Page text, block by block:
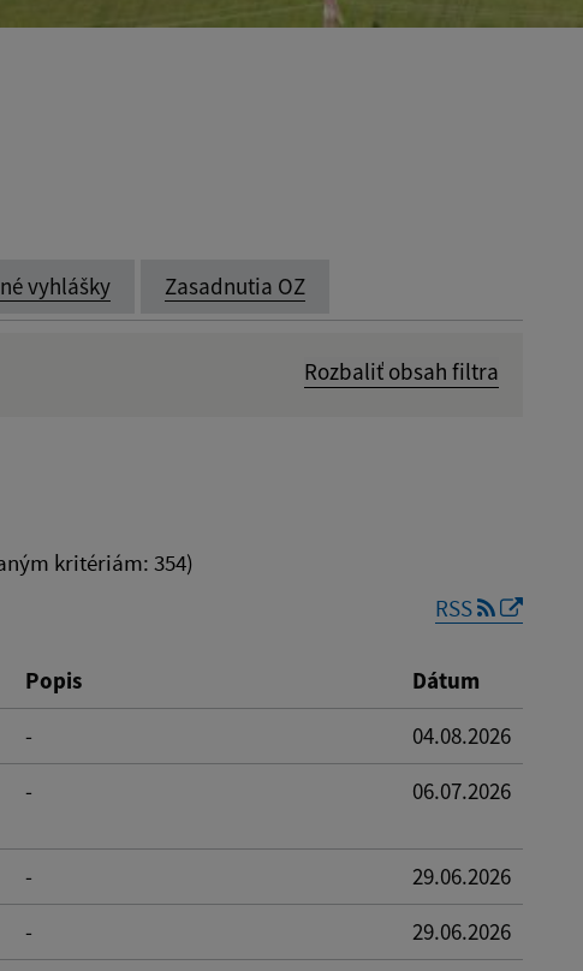
vyhlášky Zasadnutia OZ
Rozbaliť obsah filtra
kritériám: 354)
RSS
Popis
Dátum
-
04.08.2026
- 06.07.2026
-
29.06.2026
-
29.06.2026